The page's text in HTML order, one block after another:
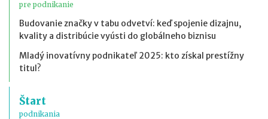
pre podnikanie
Budovanie značky v tabu odvetví: keď spojenie dizajnu,
kvality a distribúcie vyústi do globálneho biznisu
Mladý inovatívny podnikateľ 2025: kto získal prestížny
titul?
Štart
podnikania